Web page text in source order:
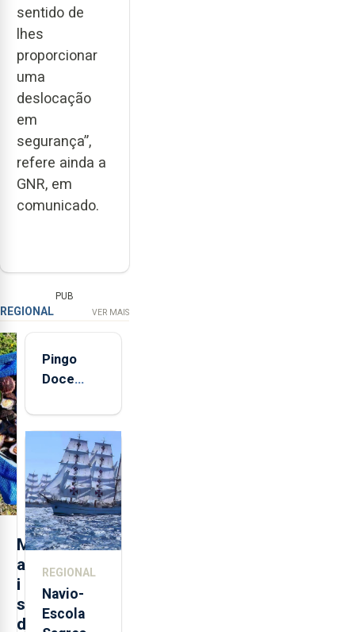
sentido de
lhes
proporcionar
uma
deslocação
em
segurança”,
refere ainda a
GNR, em
comunicado.
PUB
REGIONAL VER MAIS
M
a
i
s
d
Pingo
Doce
quinta-
feira nova
loja em
São
Sebastião
e cria 30
postos de
REGIONAL
Navio-
Escola